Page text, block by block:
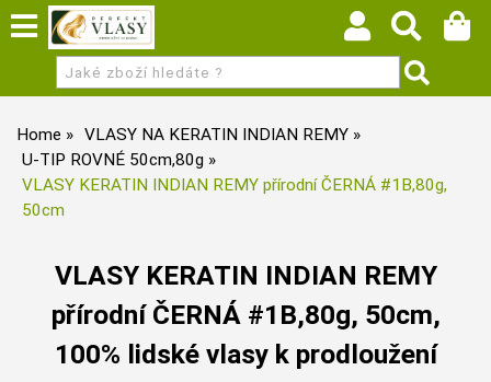
Home
VLASY NA KERATIN INDIAN REMY
U-TIP ROVNÉ 50cm,80g
VLASY KERATIN INDIAN REMY přírodní ČERNÁ #1B,80g,
50cm
VLASY KERATIN INDIAN REMY
přírodní ČERNÁ #1B,80g, 50cm,
100% lidské vlasy k prodloužení